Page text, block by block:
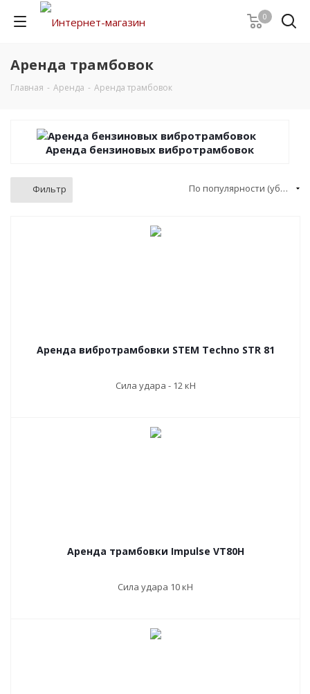
0
Аренда трамбовок
Главная - Аренда - Аренда трамбовок
Аренда бензиновых вибротрамбовок
Фильтр По популярности (убывание)
Аренда вибротрамбовки STEM Techno STR 81
Сила удара - 12 кН
Аренда трамбовки Impulse VT80H
Сила удара 10 кН